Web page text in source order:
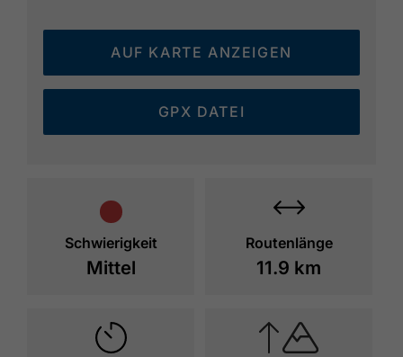
AUF KARTE ANZEIGEN
GPX DATEI
Schwierigkeit
Mittel
Routenlänge
11.9 km